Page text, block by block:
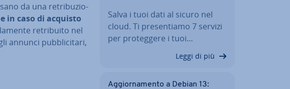
da una re­tri­bu­zio­
in caso di acquisto
re­tri­bui­to nel
annunci pub­bli­ci­ta­ri,
Salva i tuoi dati al sicuro nel
cloud. Ti pre­sen­tia­mo 7 servizi
per pro­teg­ge­re i tuoi…
Leggi di più
Ag­gior­na­men­to a Debian 13: